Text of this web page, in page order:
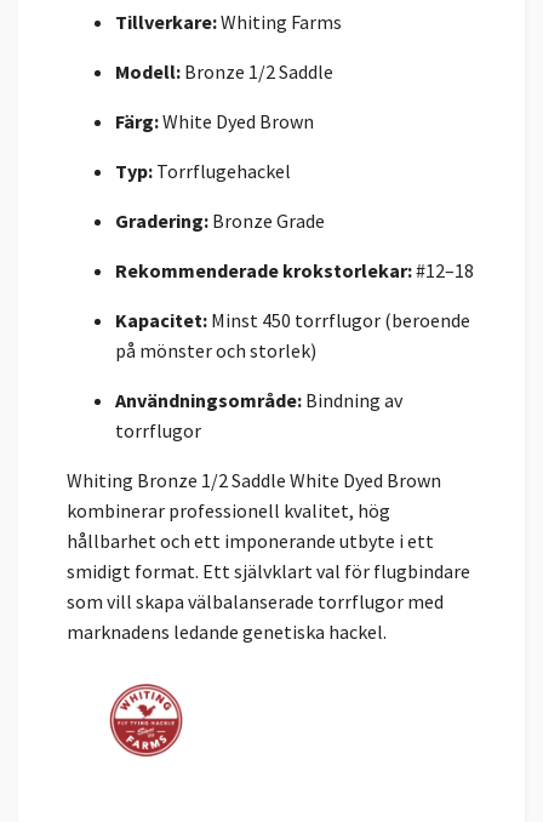
Tillverkare:Whiting Farms
Modell: Bronze 1/2 Saddle
Färg:White Dyed Brown
Typ: Torrflugehackel
Gradering: Bronze Grade
Rekommenderade krokstorlekar:#12–18
Kapacitet: Minst 450 torrflugor (beroende
på mönster och storlek)
Användningsområde: Bindning av
torrflugor
Whiting Bronze 1/2 Saddle White Dyed Brown
kombinerar professionell kvalitet, hög
hållbarhet och ett imponerande utbyte i ett
smidigt format. Ett självklart val för flugbindare
som vill skapa välbalanserade torrflugor med
marknadens ledande genetiska hackel.